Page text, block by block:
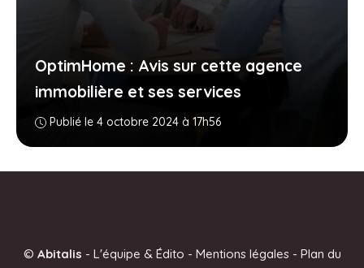
OptimHome : Avis sur cette agence
immobilière et ses services
Publié le 4 octobre 2024 à 17h56
© Abitalis - L'équipe & Édito - Mentions légales- Plan du